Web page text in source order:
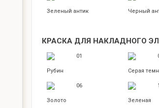
Зеленый антик Черный
КРАСКА ДЛЯ НАКЛАДНОГО
01
Рубин Серая
06
Золото Зеленая